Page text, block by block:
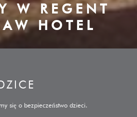
W REGENT
HOTEL
W REGENT
HOTEL
buttons
the
links
się o bezpieczeństwo dzieci.